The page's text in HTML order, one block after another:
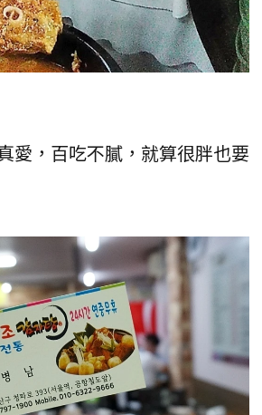
愛，百吃不膩，就算很胖也要